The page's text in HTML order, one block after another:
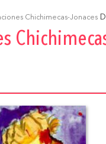
Chichimecas-Jonaces